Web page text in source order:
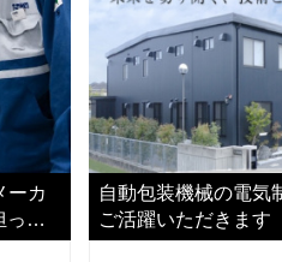
ーカ
って
自動包装機械の電気
ご活躍いただきます